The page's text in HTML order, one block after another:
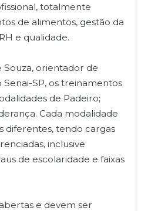
totalmente
de alimentos, gestão da
e qualidade.
orientador de
Senai-SP, os treinamentos
de Padeiro;
Cada modalidade
diferentes, tendo cargas
inclusive
de escolaridade e faixas
e devem ser